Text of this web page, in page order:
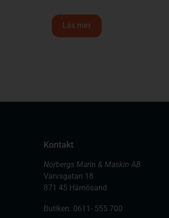
Läs mer
Kontakt
Norbergs Marin & Maskin AB
Varvsgatan 18
871 45 Härnösand
Butiken: 0611- 555 700